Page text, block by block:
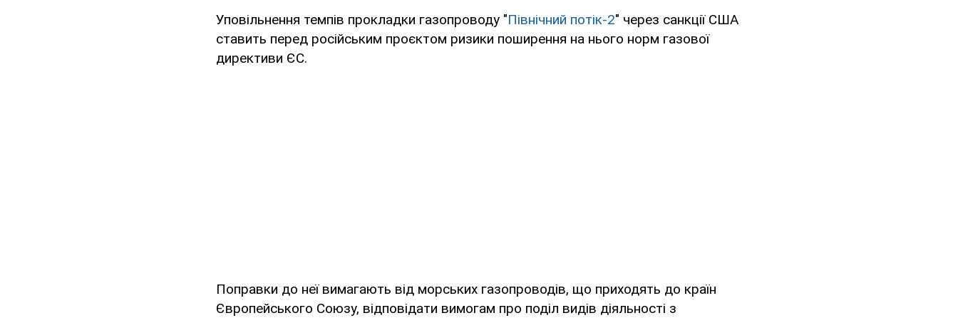
Уповільнення темпів прокладки газопроводу "Північний потік-2" через санкції США
ставить перед російським проєктом ризики поширення на нього норм газової
директиви ЄС.
Поправки до неї вимагають від морських газопроводів, що приходять до країн
Європейського Союзу, відповідати вимогам про поділ видів діяльності з